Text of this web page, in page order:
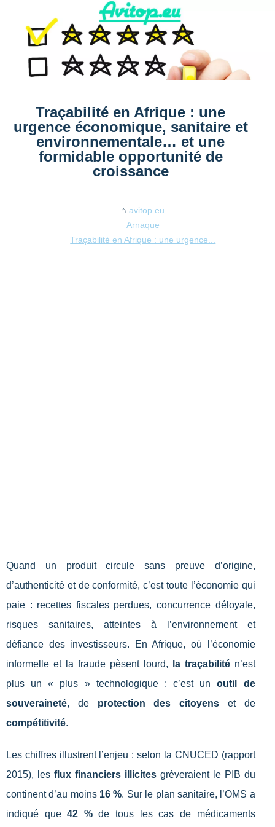
Traçabilité en Afrique : une
urgence économique, sanitaire et
environnementale… et une
formidable opportunité de
croissance
avitop.eu
Arnaque
Traçabilité en Afrique : une urgence...
Quand un produit circule sans preuve d’origine,
d’authenticité et de conformité, c’est toute l’économie qui
paie : recettes fiscales perdues, concurrence déloyale,
risques sanitaires, atteintes à l’environnement et
défiance des investisseurs. En Afrique, où l’économie
informelle et la fraude pèsent lourd,
la traçabilitén’est
plus un « plus » technologique : c’est unoutil de
souveraineté, de protection des citoyens et de
compétitivité.
Les chiffres illustrent l’enjeu : selon la CNUCED (rapport
2015), les flux financiers illicitesgrèveraient le PIB du
continent d’au moins 16 %. Sur le plan sanitaire, l’OMS a
indiqué que42 %de tous les cas de médicaments